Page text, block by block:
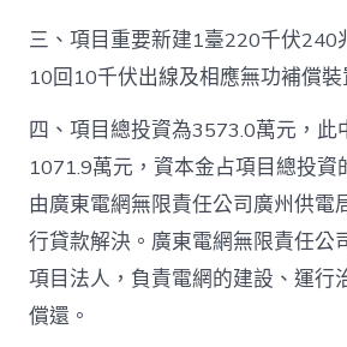
三、項目重要新建1臺220千伏240
10回10千伏出線及相應無功補償裝
四、項目總投資為3573.0萬元，此
1071.9萬元，資本金占項目總投資
由廣東電網無限責任公司廣州供電
行貸款解決。廣東電網無限責任公
項目法人，負責電網的建設、運行
償還。